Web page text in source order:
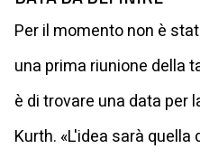
Per il momento non è
una prima riunione della
è di trovare una data per
Kurth. «L'idea sarà